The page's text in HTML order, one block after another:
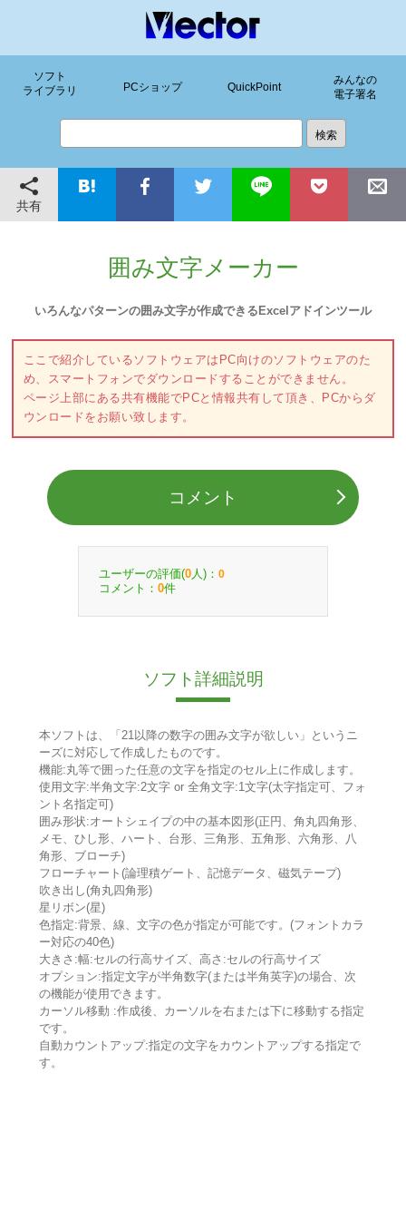
ソフト
ライブラリ
PCショップ QuickPoint
みんなの
電子署名
共有
囲み文字メーカー
いろんなパターンの囲み文字が作成できるExcelアドインツール
ここで紹介しているソフトウェアはPC向けのソフトウェアのた
め、スマートフォンでダウンロードすることができません。
ページ上部にある共有機能でPCと情報共有して頂き、PCからダ
ウンロードをお願い致します。
コメント
ユーザーの評価(0 人)： 0
コメント： 0件
ソフト詳細説明
本ソフトは、「21以降の数字の囲み文字が欲しい」というニ
ーズに対応して作成したものです。
機能:丸等で囲った任意の文字を指定のセル上に作成します。
使用文字:半角文字:2文字 or 全角文字:1文字(太字指定可、フォ
ント名指定可)
囲み形状:オートシェイプの中の基本図形(正円、角丸四角形、
メモ、ひし形、ハート、台形、三角形、五角形、六角形、八
角形、ブローチ)
フローチャート(論理積ゲート、記憶データ、磁気テープ)
吹き出し(角丸四角形)
星リボン(星)
色指定:背景、線、文字の色が指定が可能です。(フォントカラ
ー対応の40色)
大きさ:幅:セルの行高サイズ、高さ:セルの行高サイズ
オプション:指定文字が半角数字(または半角英字)の場合、次
の機能が使用できます。
カーソル移動 :作成後、カーソルを右または下に移動する指定
です。
自動カウントアップ:指定の文字をカウントアップする指定で
す。